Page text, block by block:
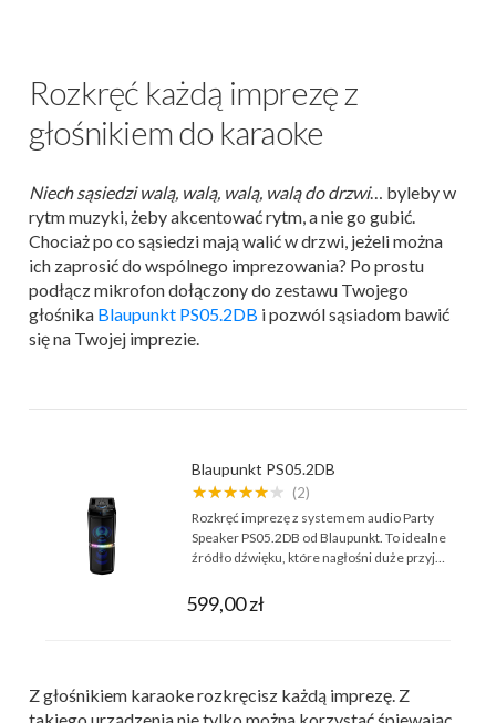
Rozkręć każdą imprezę z
głośnikiem do karaoke
Niech sąsiedzi walą, walą, walą, walą do drzwi… byleby w
rytm muzyki, żeby akcentować rytm, a nie go gubić.
Chociaż po co sąsiedzi mają walić w drzwi, jeżeli można
ich zaprosić do wspólnego imprezowania? Po prostu
podłącz mikrofon dołączony do zestawu Twojego
głośnika Blaupunkt PS05.2DB i pozwól sąsiadom bawić
się na Twojej imprezie.
Blaupunkt PS05.2DB
★★★★★★ (2)
Rozkręć imprezę z systemem audio Party
Speaker PS05.2DB od Blaupunkt. To idealne
źródło dźwięku, które nagłośni duże przyj…
599,00 zł
Z głośnikiem karaoke rozkręcisz każdą imprezę. Z